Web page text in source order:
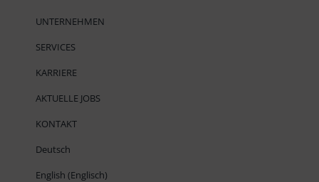
UNTERNEHMEN
SERVICES
KARRIERE
AKTUELLE JOBS
KONTAKT
Deutsch
English (Englisch)